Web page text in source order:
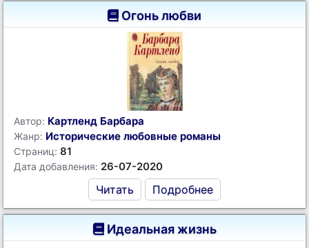
Огонь любви
Автор: Картленд Барбара
Жанр: Исторические любовные романы
Страниц: 81
Дата добавления: 26-07-2020
Читать Подробнее
Идеальная жизнь